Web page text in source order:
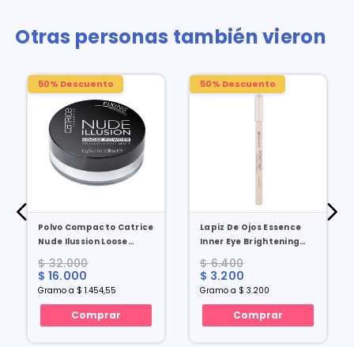
Otras personas también vieron
50% Descuento
Polvo Compacto Catrice
Nude Ilussion Loose
$ 32.000
$ 16.000
Gramo a $ 1.454,55
Comprar
50% Descuento
Lapiz De Ojos Essence
Inner Eye Brightening
$ 6.400
$ 3.200
Gramo a $ 3.200
Comprar